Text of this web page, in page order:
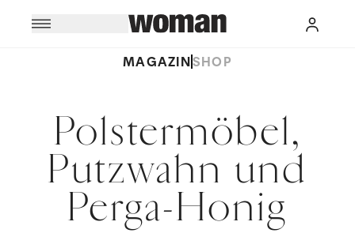
MAGAZINSHOP
Polstermöbel,
Putzwahn und
Perga-Honig